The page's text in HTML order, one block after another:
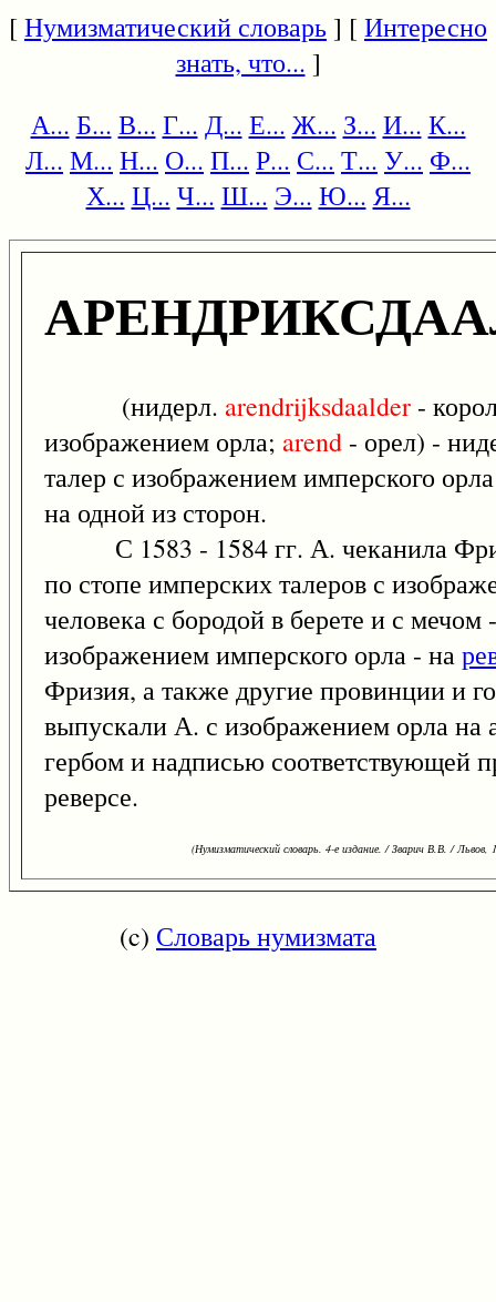
[Нумизматический словарь] [Интересно
знать, что... ]
А... Б... В... Г... Д... Е... Ж... З... И... К...
Л... М... Н... О... П... Р... С... Т... У... Ф...
Х... Ц... Ч... Ш... Э... Ю... Я...
(нидерл. arendrijksdaalder -
изображением орла; arend - орел) -
талер с изображением имперского
на одной из сторон.
С 1583 - 1584 гг. А. чеканила
по стопе имперских талеров с
человека с бородой в берете и с
изображением имперского орла - на
Фризия, а также другие провинции и
выпускали А. с изображением орла на
гербом и надписью соответствующей
реверсе.
(Нумизматический словарь. 4-е издание. / Зварич В.В. / Львов,
(c) Словарь нумизмата